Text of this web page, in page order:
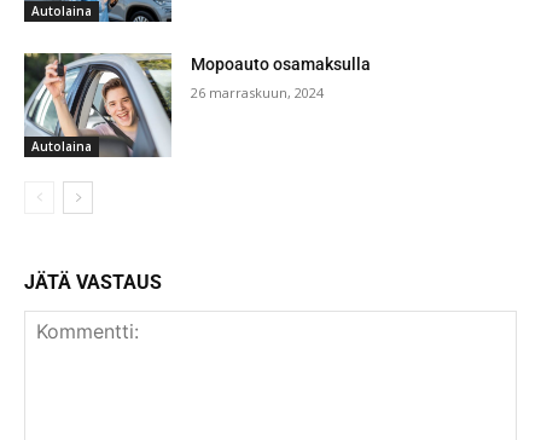
Autolaina
Autolaina
Mopoauto osamaksulla
26 marraskuun, 2024
JÄTÄ VASTAUS